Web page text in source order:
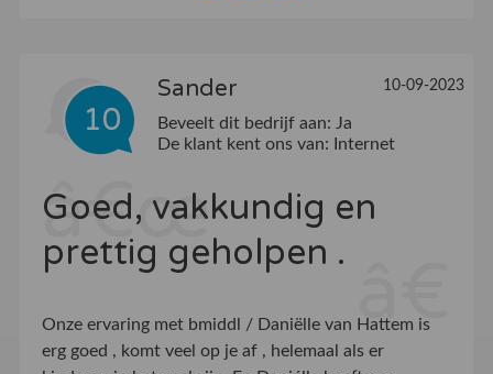
10
Sander 10-09-2023
Beveelt dit bedrijf aan: Ja
De klant kent ons van:
Internet
Goed, vakkundig en
prettig geholpen .
Onze ervaring met bmiddl / Daniëlle van Hattem is
erg goed , komt veel op je af , helemaal als er